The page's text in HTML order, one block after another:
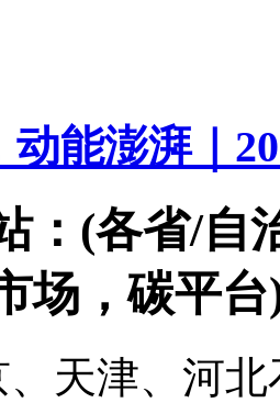
能澎湃｜
：(各省/自
场，碳平台
天津、河